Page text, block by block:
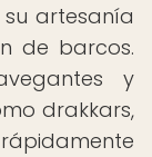
artesanía
de barcos.
y
drakkars,